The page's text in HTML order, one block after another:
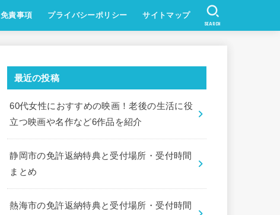
免責事項 プライバシーポリシー サイトマップ
SEARCH
最近の投稿
60代女性におすすめの映画！老後の生活に役
立つ映画や名作など6作品を紹介
静岡市の免許返納特典と受付場所・受付時間
まとめ
熱海市の免許返納特典と受付場所・受付時間